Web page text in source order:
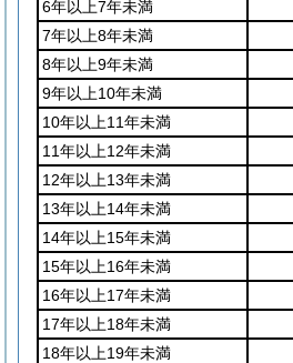
6年以上7年未満
7年以上8年未満
8年以上9年未満
9年以上10年未満
10年以上11年未満
11年以上12年未満
12年以上13年未満
13年以上14年未満
14年以上15年未満
15年以上16年未満
16年以上17年未満
17年以上18年未満
18年以上19年未満